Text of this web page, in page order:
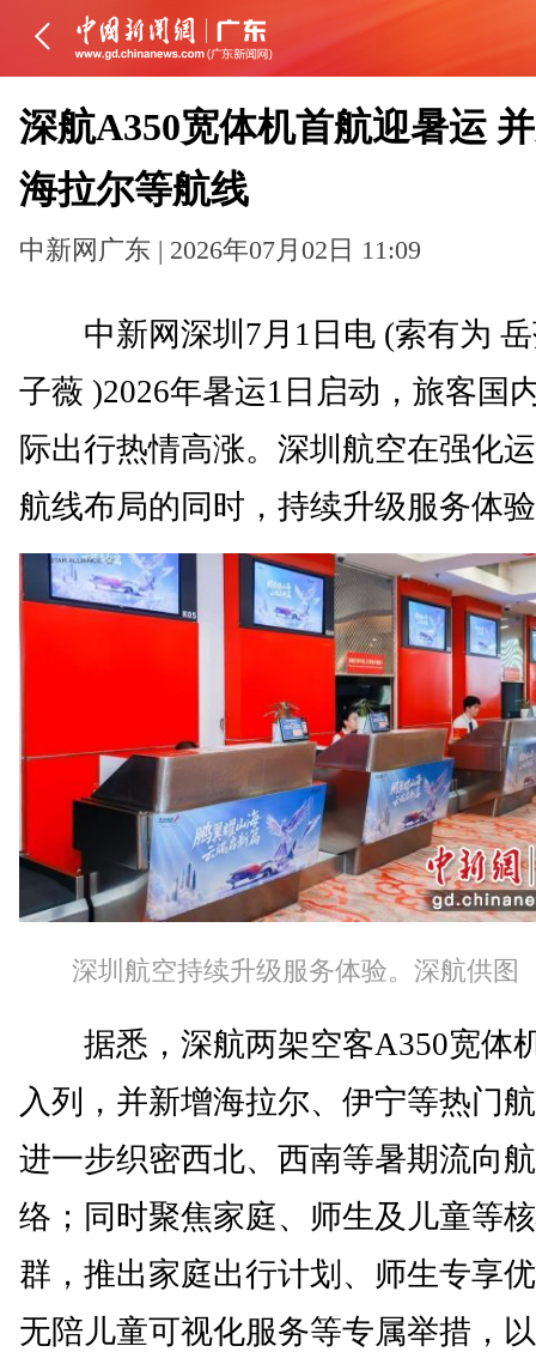
深航A350宽体机首航迎暑运
海拉尔等航线
中新网广东 | 2026年07月02日 11:09
中新网深圳7月1日电 (索有为 岳
子薇 )2026年暑运1日启动，旅客国
际出行热情高涨。深圳航空在强化
航线布局的同时，持续升级服务体
深圳航空持续升级服务体验。深航供图
据悉，深航两架空客A350宽体
入列，并新增海拉尔、伊宁等热门
进一步织密西北、西南等暑期流向
络；同时聚焦家庭、师生及儿童等
群，推出家庭出行计划、师生专享
无陪儿童可视化服务等专属举措，